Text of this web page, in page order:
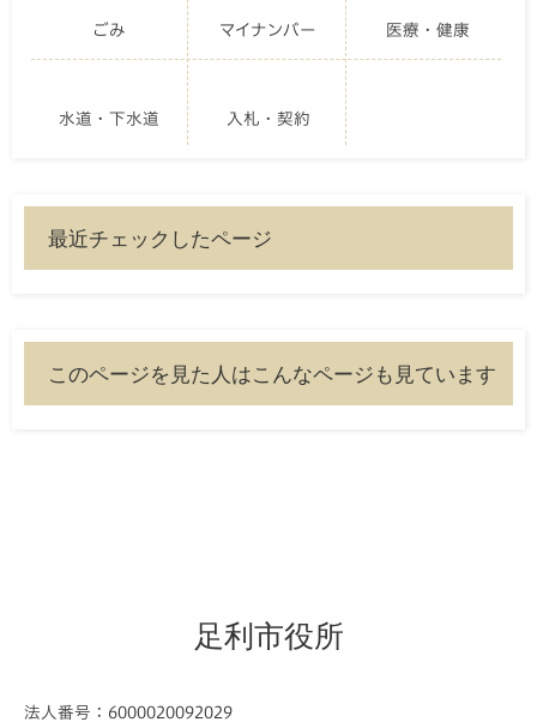
ごみ マイナンバー 医療・健康
水道・下水道 入札・契約
最近チェックしたページ
このページを見た人はこんなページも見ています
足利市役所
法人番号：6000020092029